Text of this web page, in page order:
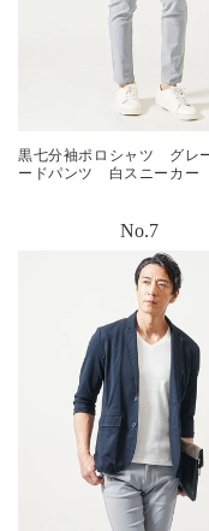
黒七分袖ポロシャツ グレ
ードパンツ 白スニーカー